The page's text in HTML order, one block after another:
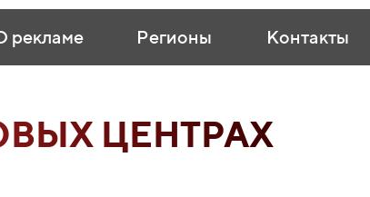
рекламе Регионы Контакты
ЦЕНТРАХ